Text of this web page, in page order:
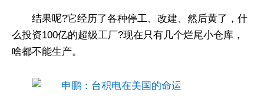
结果呢?它经历了各种停工、改建、然后黄了，什
么投资100亿的超级工厂?现在只有几个烂尾小仓库，
啥都不能生产。